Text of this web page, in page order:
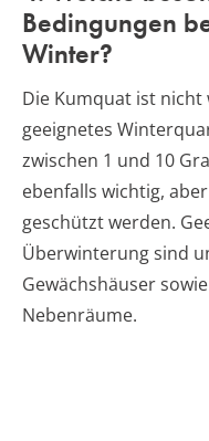
Bedingungen
Winter?
Die Kumquat ist
geeignetes
zwischen 1 und 10
ebenfalls wichtig,
geschützt werden.
Überwinterung sind
Gewächshäuser
Nebenräume.